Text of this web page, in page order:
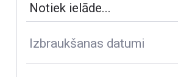
Izbraukšanas datumi